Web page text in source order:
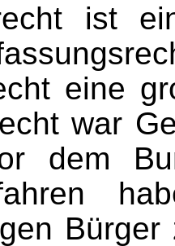
ist
eine
war
dem